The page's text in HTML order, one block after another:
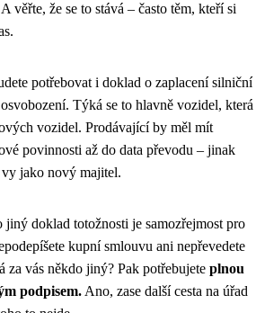
věřte, že se to stává – často těm, kteří si
potřebovat i doklad o zaplacení silniční
Týká se to hlavně vozidel, která
vozidel. Prodávající by měl mít
povinnosti až do data převodu – jinak
jako nový majitel.
jiný doklad totožnosti je samozřejmost pro
kupní smlouvu ani nepřevedete
za vás někdo jiný? Pak potřebujete plnou
podpisem. Ano, zase další cesta na úřad